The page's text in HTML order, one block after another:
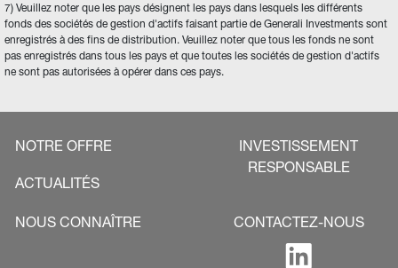
7) Veuillez noter que les pays désignent les pays dans lesquels les différents
fonds des sociétés de gestion d'actifs faisant partie de Generali Investments sont
enregistrés à des fins de distribution. Veuillez noter que tous les fonds ne sont
pas enregistrés dans tous les pays et que toutes les sociétés de gestion d'actifs
ne sont pas autorisées à opérer dans ces pays.
NOTRE OFFRE
ACTUALITÉS
INVESTISSEMENT
RESPONSABLE
NOUS CONNAÎTRE CONTACTEZ-NOUS